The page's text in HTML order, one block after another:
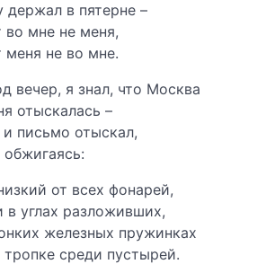
в пятерне –
мне не меня,
не во мне.
вечер, я знал, что Москва
отыскалась –
письмо отыскал,
от всех фонарей,
в углах разложивших,
железных пружинках
среди пустырей.